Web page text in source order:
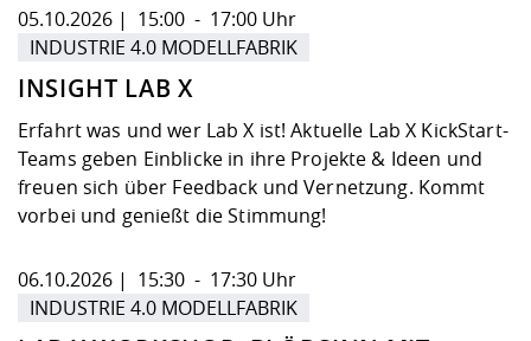
INSIGHT LAB X
05.10.2026 | 15:00 - 17:00 Uhr
INDUSTRIE 4.0 MODELLFABRIK
Erfahrt was und wer Lab X ist! Aktuelle Lab X KickStart-
Teams geben Einblicke in ihre Projekte & Ideen und
freuen sich über Feedback und Vernetzung. Kommt
vorbei und genießt die Stimmung!
06.10.2026 | 15:30 - 17:30 Uhr
INDUSTRIE 4.0 MODELLFABRIK